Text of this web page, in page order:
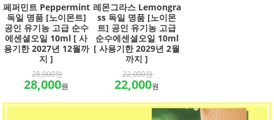
페퍼민트 Peppermint
독일 명품 [노이몬트]
공인 유기농 고급 순수
에센셜오일 10ml [ 사
용기한 2027년 12월까
지 ]
28,000원
28,000원
레몬그라스 Lemongra
ss 독일 명품 [노이몬
트] 공인 유기농 고급
순수에센셜오일 10ml
[ 사용기한 2029년 2월
까지 ]
22,000원
22,000원